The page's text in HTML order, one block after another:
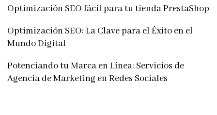
Optimización SEO fácil para tu tienda PrestaShop
Optimización SEO: La Clave para el Éxito en el
Mundo Digital
Potenciando tu Marca en Línea: Servicios de
Agencia de Marketing en Redes Sociales